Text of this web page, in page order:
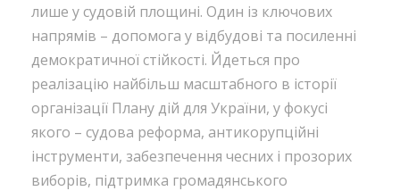
лише у судовій площині. Один із ключових
напрямів – допомога у відбудові та посиленні
демократичної стійкості. Йдеться про
реалізацію найбільш масштабного в історії
організації Плану дій для України, у фокусі
якого – судова реформа, антикорупційні
інструменти, забезпечення чесних і прозорих
виборів, підтримка громадянського